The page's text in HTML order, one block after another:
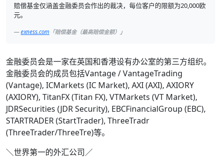
赔偿基金仅涵盖金融委员会作出的裁决，每位客户的限额为20,000欧
元。
exness.com 「赔偿基金（最高赔偿金额）」
金融委员会是一家在英国和香港设有办公室的第三方组织。
金融委员会的成员包括Vantage / VantageTrading
(Vantage), ICMarkets (IC Market), AXI (AXI), AXIORY
(AXIORY), TitanFX (Titan FX), VTMarkets (VT Market),
JDRSecurities (JDR Security), EBCFinancialGroup (EBC),
STARTRADER (StartTrader), ThreeTradr
(ThreeTrader/ThreeTre)等。
＼世界第一的外汇公司／